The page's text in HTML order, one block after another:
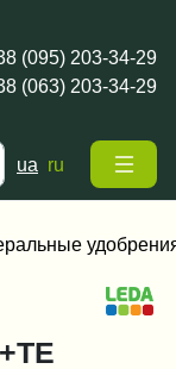
(095) 203-34-29
(063) 203-34-29
ua ru